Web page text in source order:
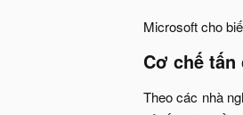
Microsoft cho
Cơ chế
Theo các nhà